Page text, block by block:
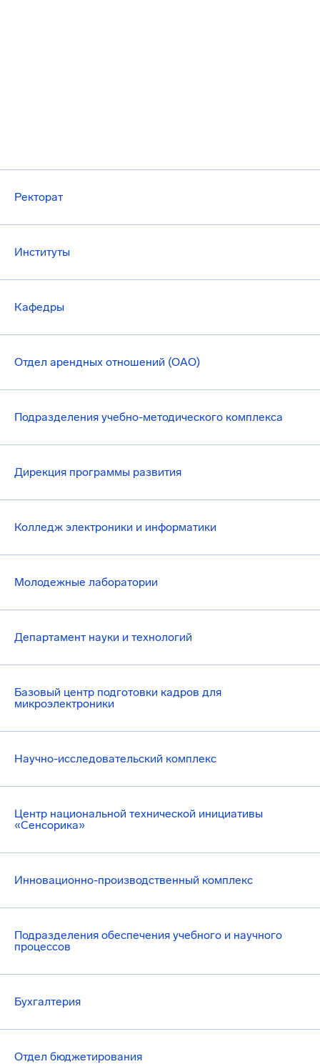
Ректорат
Институты
Кафедры
Отдел арендных отношений (ОАО)
Подразделения учебно-методического комплекса
Дирекция программы развития
Колледж электроники и информатики
Молодежные лаборатории
Департамент науки и технологий
Базовый центр подготовки кадров для
микроэлектроники
Научно-исследовательский комплекс
Центр национальной технической инициативы
«Сенсорика»
Инновационно-производственный комплекс
Подразделения обеспечения учебного и научного
процессов
Бухгалтерия
Отдел бюджетирования